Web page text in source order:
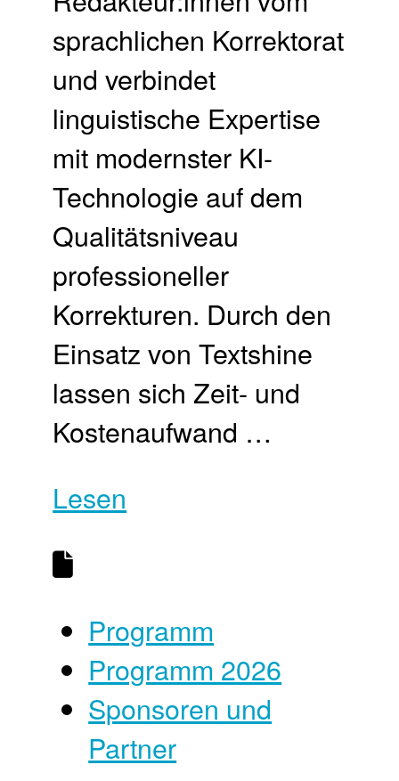
sprachlichen Korrektorat
und verbindet
linguistische Expertise
mit modernster KI-
Technologie auf dem
Qualitätsniveau
professioneller
Korrekturen. Durch den
Einsatz von Textshine
lassen sich Zeit- und
Kostenaufwand …
Lesen
Programm
Programm 2026
Sponsoren und
Partner